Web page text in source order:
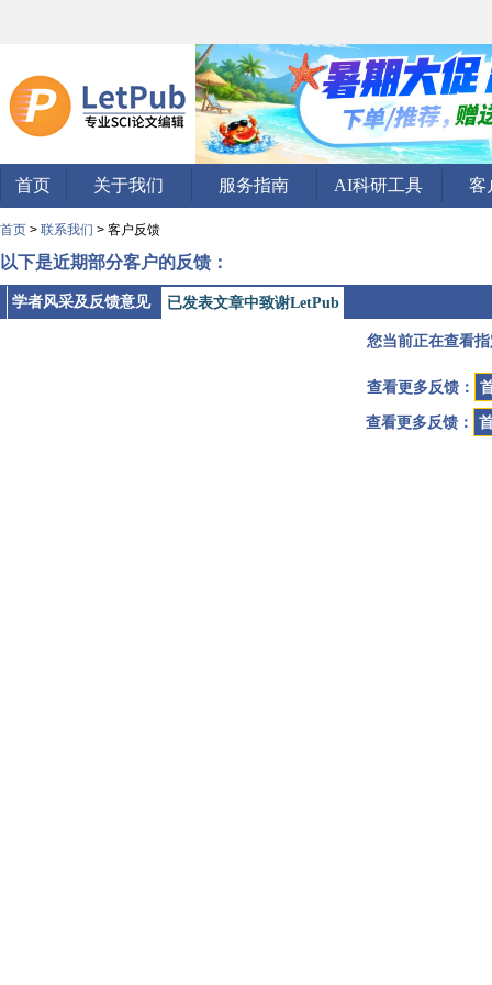
首页 关于我们 服务指南 AI科研工具 客
首页 > 联系我们 > 客户反馈
以下是近期部分客户的反馈：
学者风采及反馈意见 已发表文章中致谢LetPub
您当前正在查看
查看更多反馈：
查看更多反馈：